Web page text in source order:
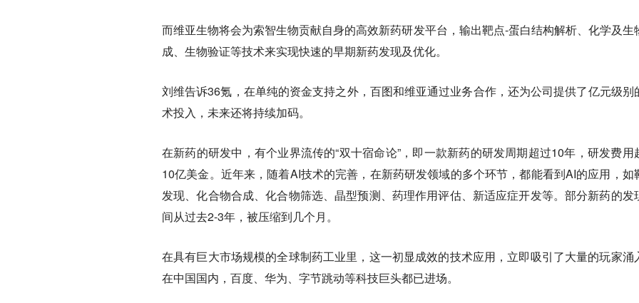
而维亚生物将会为索智生物贡献自身的高效新药研发平台，输出靶点-蛋白结构解析、化学及生
成、生物验证等技术来实现快速的早期新药发现及优化。
刘维告诉36氪，在单纯的资金支持之外，百图和维亚通过业务合作，还为公司提供了亿元级别
术投入，未来还将持续加码。
在新药的研发中，有个业界流传的“双十宿命论”，即一款新药的研发周期超过10年，研发费用
10亿美金。近年来，随着AI技术的完善，在新药研发领域的多个环节，都能看到AI的应用，如
发现、化合物合成、化合物筛选、晶型预测、药理作用评估、新适应症开发等。部分新药的发
间从过去2-3年，被压缩到几个月。
在具有巨大市场规模的全球制药工业里，这一初显成效的技术应用，立即吸引了大量的玩家涌
在中国国内，百度、华为、字节跳动等科技巨头都已进场。